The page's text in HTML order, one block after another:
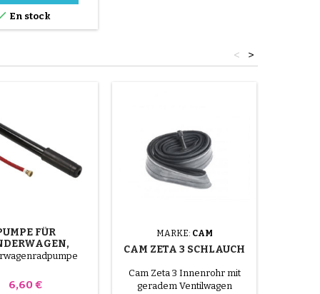
En stock
>
<
FÜR
ROLLER
Preis
6,60 €
MARKE: CAM
CAM ZETA 3 SCHLAUCH
Cam Zeta 3 Innenrohr mit
geradem Ventilwagen